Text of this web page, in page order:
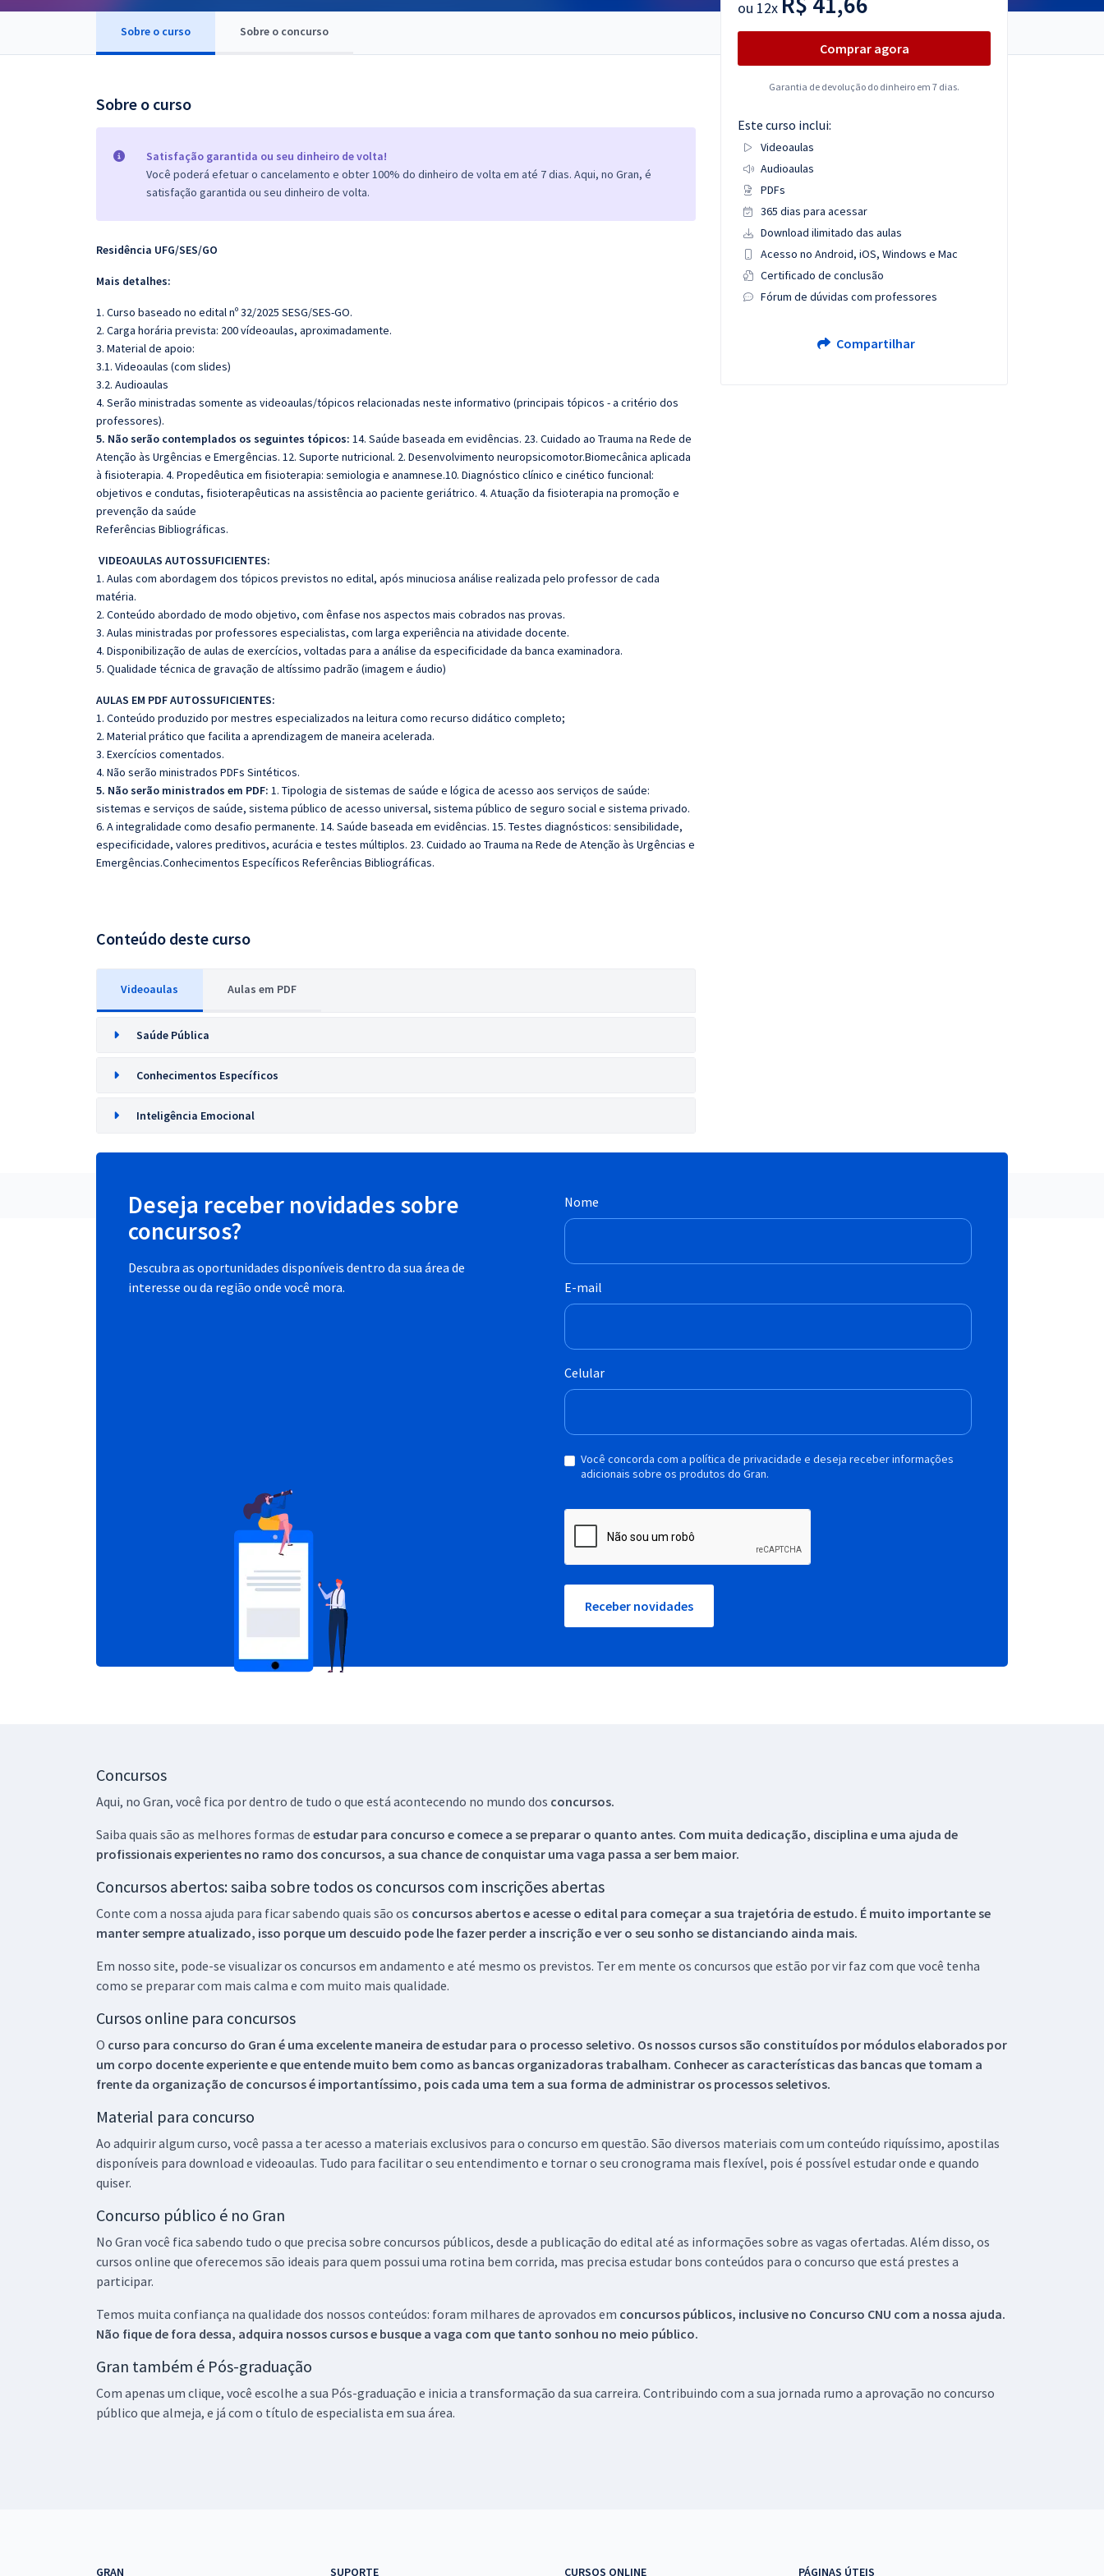
Pós
Sobre o curso Sobre o concurso
Sobre o curso
Satisfação garantida ou seu dinheiro de volta!
Você poderá efetuar o cancelamento e obter 100% do dinheiro de volta em até 7 dias. Aqui, no Gran, é
satisfação garantida ou seu dinheiro de volta.
Residência UFG/SES/GO
Mais detalhes:
1. Curso baseado no edital nº 32/2025 SESG/SES-GO.
2. Carga horária prevista: 200 vídeoaulas, aproximadamente.
3. Material de apoio:
3.1. Videoaulas (com slides)
3.2. Audioaulas
4. Serão ministradas somente as videoaulas/tópicos relacionadas neste informativo (principais tópicos - a critério dos
professores).
5. Não serão contemplados os seguintes tópicos: 14. Saúde baseada em evidências. 23. Cuidado ao Trauma na Rede de
Atenção às Urgências e Emergências. 12. Suporte nutricional. 2. Desenvolvimento neuropsicomotor.Biomecânica aplicada
à fisioterapia. 4. Propedêutica em fisioterapia: semiologia e anamnese.10. Diagnóstico clínico e cinético funcional:
objetivos e condutas, fisioterapêuticas na assistência ao paciente geriátrico. 4. Atuação da fisioterapia na promoção e
prevenção da saúde
Referências Bibliográficas.
VIDEOAULAS AUTOSSUFICIENTES:
1. Aulas com abordagem dos tópicos previstos no edital, após minuciosa análise realizada pelo professor de cada
matéria.
2. Conteúdo abordado de modo objetivo, com ênfase nos aspectos mais cobrados nas provas.
3. Aulas ministradas por professores especialistas, com larga experiência na atividade docente.
4. Disponibilização de aulas de exercícios, voltadas para a análise da especificidade da banca examinadora.
5. Qualidade técnica de gravação de altíssimo padrão (imagem e áudio)
AULAS EM PDF AUTOSSUFICIENTES:
1. Conteúdo produzido por mestres especializados na leitura como recurso didático completo;
2. Material prático que facilita a aprendizagem de maneira acelerada.
3. Exercícios comentados.
4. Não serão ministrados PDFs Sintéticos.
5. Não serão ministrados em PDF: 1. Tipologia de sistemas de saúde e lógica de acesso aos serviços de saúde:
sistemas e serviços de saúde, sistema público de acesso universal, sistema público de seguro social e sistema privado.
6. A integralidade como desafio permanente. 14. Saúde baseada em evidências. 15. Testes diagnósticos: sensibilidade,
especificidade, valores preditivos, acurácia e testes múltiplos. 23. Cuidado ao Trauma na Rede de Atenção às Urgências e
Emergências.Conhecimentos Específicos Referências Bibliográficas.
Conteúdo deste curso
Videoaulas Aulas em PDF
Saúde Pública
Conhecimentos Específicos
Inteligência Emocional
ou 12x
Comprar agora
Garantia de devolução do dinheiro em 7 dias.
Este curso inclui:
Videoaulas
Audioaulas
PDFs
365 dias para acessar
Download ilimitado das aulas
Acesso no Android, iOS, Windows e Mac
Certificado de conclusão
Fórum de dúvidas com professores
Compartilhar
Deseja receber novidades sobre
concursos?
Descubra as oportunidades disponíveis dentro da sua área de
interesse ou da região onde você mora.
Nome
E-mail
Celular
Você concorda com a política de privacidade e deseja receber informações
adicionais sobre os produtos do Gran.
Receber novidades
Concursos
Aqui, no Gran, você fica por dentro de tudo o que está acontecendo no mundo dos concursos.
Saiba quais são as melhores formas de estudar para concurso e comece a se preparar o quanto antes. Com muita dedicação, disciplina e uma ajuda de
profissionais experientes no ramo dos concursos, a sua chance de conquistar uma vaga passa a ser bem maior.
Concursos abertos: saiba sobre todos os concursos com inscrições abertas
Conte com a nossa ajuda para ficar sabendo quais são os concursos abertos e acesse o edital para começar a sua trajetória de estudo. É muito importante se
manter sempre atualizado, isso porque um descuido pode lhe fazer perder a inscrição e ver o seu sonho se distanciando ainda mais.
Em nosso site, pode-se visualizar os concursos em andamento e até mesmo os previstos. Ter em mente os concursos que estão por vir faz com que você tenha
como se preparar com mais calma e com muito mais qualidade.
Cursos online para concursos
O curso para concurso do Gran é uma excelente maneira de estudar para o processo seletivo. Os nossos cursos são constituídos por módulos elaborados por
um corpo docente experiente e que entende muito bem como as bancas organizadoras trabalham. Conhecer as características das bancas que tomam a
frente da organização de concursos é importantíssimo, pois cada uma tem a sua forma de administrar os processos seletivos.
Material para concurso
Ao adquirir algum curso, você passa a ter acesso a materiais exclusivos para o concurso em questão. São diversos materiais com um conteúdo riquíssimo, apostilas
disponíveis para download e videoaulas. Tudo para facilitar o seu entendimento e tornar o seu cronograma mais flexível, pois é possível estudar onde e quando
quiser.
Concurso público é no Gran
No Gran você fica sabendo tudo o que precisa sobre concursos públicos, desde a publicação do edital até as informações sobre as vagas ofertadas. Além disso, os
cursos online que oferecemos são ideais para quem possui uma rotina bem corrida, mas precisa estudar bons conteúdos para o concurso que está prestes a
participar.
Temos muita confiança na qualidade dos nossos conteúdos: foram milhares de aprovados em concursos públicos, inclusive no Concurso CNU com a nossa ajuda.
Não fique de fora dessa, adquira nossos cursos e busque a vaga com que tanto sonhou no meio público.
Gran também é Pós-graduação
Com apenas um clique, você escolhe a sua Pós-graduação e inicia a transformação da sua carreira. Contribuindo com a sua jornada rumo a aprovação no concurso
público que almeja, e já com o título de especialista em sua área.
GRAN SUPORTE CURSOS ONLINE PÁGINAS ÚTEIS